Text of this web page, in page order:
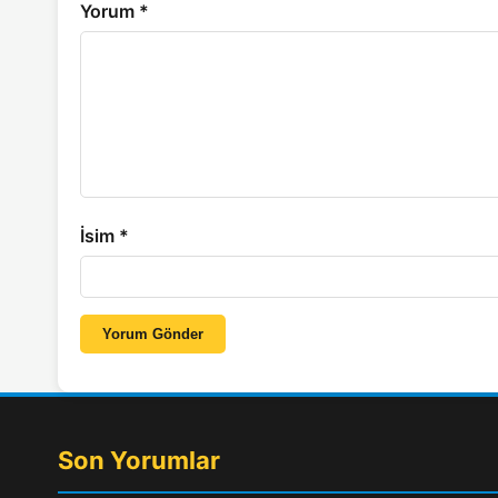
Yorum *
İsim *
Yorum Gönder
Son Yorumlar